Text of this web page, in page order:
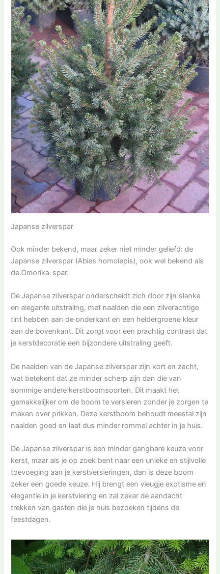
Japanse zilverspar
Ook minder bekend, maar zeker niet minder geliefd: de
Japanse zilverspar (Abies homolepis), ook wel bekend als
de Omorika-spar.
De Japanse zilverspar onderscheidt zich door zijn slanke
en elegante uitstraling, met naalden die een zilverachtige
tint hebben aan de onderkant en een heldergroene kleur
aan de bovenkant. Dit zorgt voor een prachtig contrast dat
je kerstdecoratie een bijzondere uitstraling geeft.
De naalden van de Japanse zilverspar zijn kort en zacht,
wat betekent dat ze minder scherp zijn dan die van
sommige andere kerstboomsoorten. Dit maakt het
gemakkelijker om de boom te versieren zonder je zorgen te
maken over prikken. Deze kerstboom behoudt meestal zijn
naalden goed en laat dus minder rommel achter in je huis.
De Japanse zilverspar is een minder gangbare keuze voor
kerst, maar als je op zoek bent naar een unieke en stijlvolle
toevoeging aan je kerstversieringen, dan is deze boom
zeker een goede keuze. Hij brengt een vleugje exotisme en
elegantie in je kerstviering en zal zeker de aandacht
trekken van gasten die je huis bezoeken tijdens de
feestdagen.